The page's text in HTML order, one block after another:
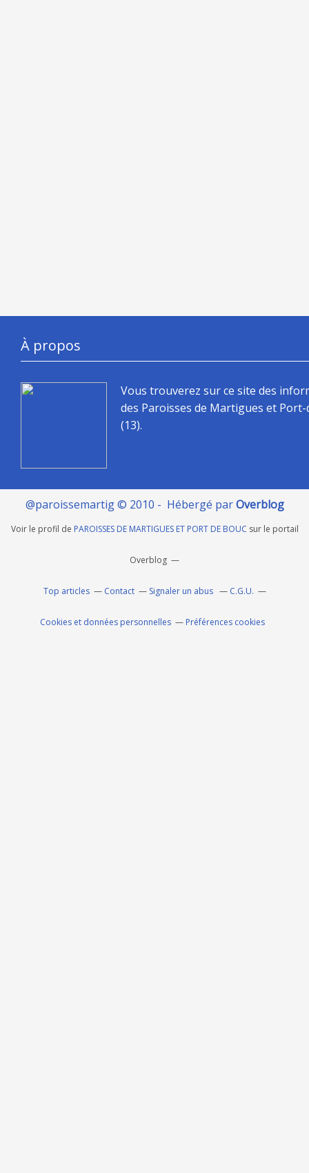
À propos
Vous trouverez sur ce site des
des Paroisses de Martigues et
(13).
@paroissemartig © 2010 - Hébergé parOverblog
Voir le profil de PAROISSES DE MARTIGUES ET PORT DE BOUC sur le portail
Overblog
Top articles Contact Signaler un abus C.G.U.
Cookies et données personnelles Préférences cookies